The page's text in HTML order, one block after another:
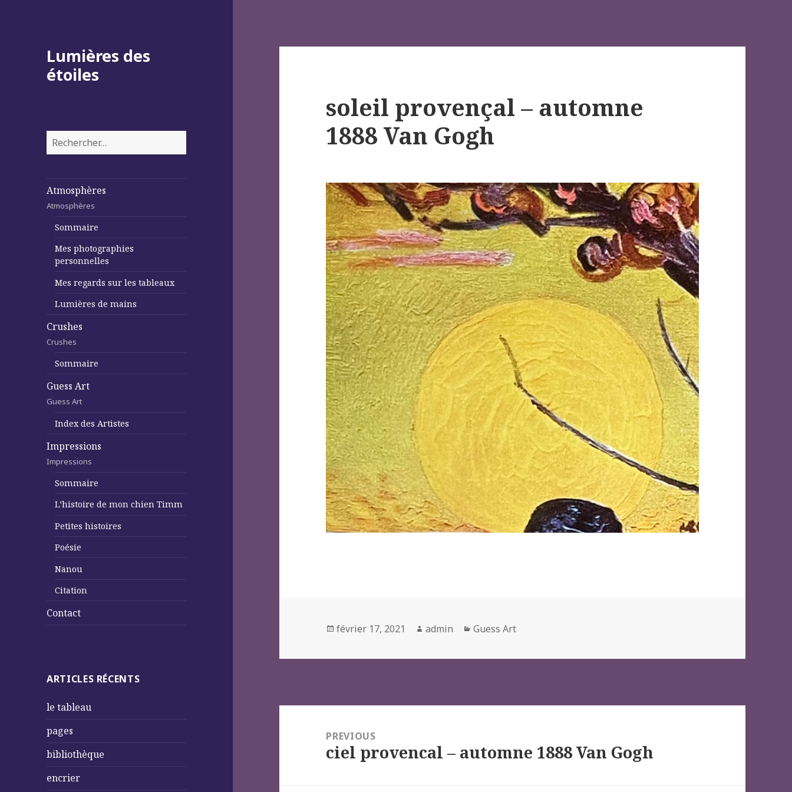
Lumières des
étoiles
Rechercher :
Atmosphères
Atmosphères
Sommaire
Mes photographies
personnelles
Mes regards sur les tableaux
Lumières de mains
Crushes
Crushes
Sommaire
Guess Art
Guess Art
Index des Artistes
Impressions
Impressions
Sommaire
L’histoire de mon chien Timm
Petites histoires
Poésie
Nanou
Citation
Contact
ARTICLES RÉCENTS
le tableau
pages
bibliothèque
encrier
soleil provençal – automne
1888 Van Gogh
Posted
février 17, 2021 Author
admin Categories
Guess Art
l’article
PREVIOUS
Previous
ciel provencal – automne 1888 Van Gogh